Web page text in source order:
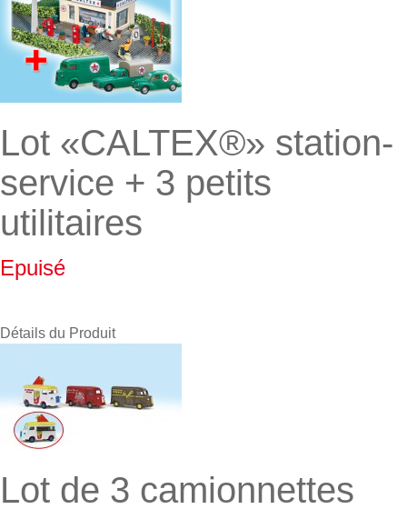
Lot «CALTEX®» station-
service + 3 petits
utilitaires
Epuisé
Détails du Produit
Lot de 3 camionnettes